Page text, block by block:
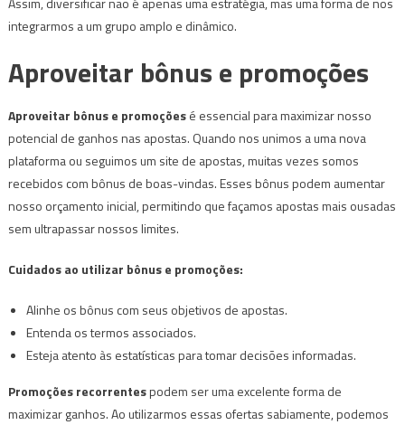
integrarmos a um grupo amplo e dinâmico.
Aproveitar bônus e promoções
Aproveitar bônus e promoçõesé essencial para maximizar nosso
potencial de ganhos nas apostas. Quando nos unimos a uma nova
plataforma ou seguimos um site de apostas, muitas vezes somos
recebidos com bônus de boas-vindas. Esses bônus podem aumentar
nosso orçamento inicial, permitindo que façamos apostas mais ousadas
sem ultrapassar nossos limites.
Cuidados ao utilizar bônus e promoções:
Alinhe os bônus com seus objetivos de apostas.
Entenda os termos associados.
Esteja atento às estatísticas para tomar decisões informadas.
Promoções recorrentespodem ser uma excelente forma de
maximizar ganhos. Ao utilizarmos essas ofertas sabiamente, podemos